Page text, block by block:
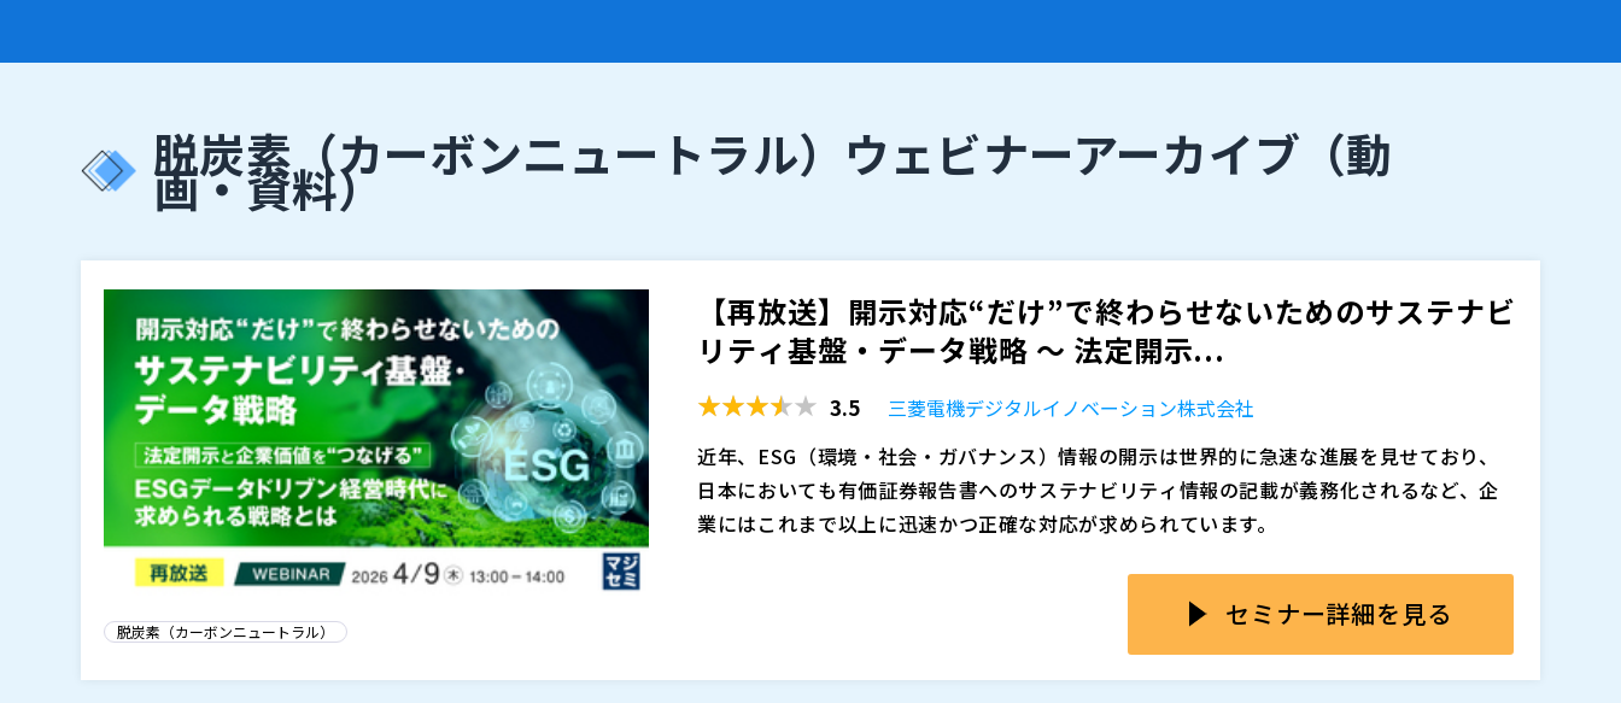
脱炭素（カーボンニュートラル） ウェビナーアーカイブ （動
画・資料）
【再放送】開示対応“だけ”で終わらせないためのサステナビ
リティ基盤・データ戦略 ～ 法定開示...
3.5
三菱電機デジタルイノベーション株式会社
近年、ESG（環境・社会・ガバナンス）情報の開示は世界的に急速な進展を見せており、
日本においても有価証券報告書へのサステナビリティ情報の記載が義務化されるなど、企
業にはこれまで以上に迅速かつ正確な対応が求められています。
法定開示は単なる義務ではなく、非財務情報の「可視化」と「データ化」を促し、企業価
値を高めるサステナビリティ経営への転換を加速させる契機となっています。
脱炭素（カーボンニュートラル） セミナー詳細を見る